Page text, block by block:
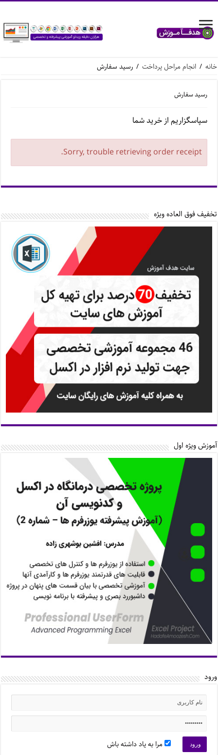
خانه / انجام مراحل پرداخت / رسید سفارش
رسید سفارش
سپاسگزاریم از خرید شما
Sorry, trouble retrieving order receipt.
تخفیف فوق العاده ویژه
آموزش ویژه اول
ورود
مرا به یاد داشته باش